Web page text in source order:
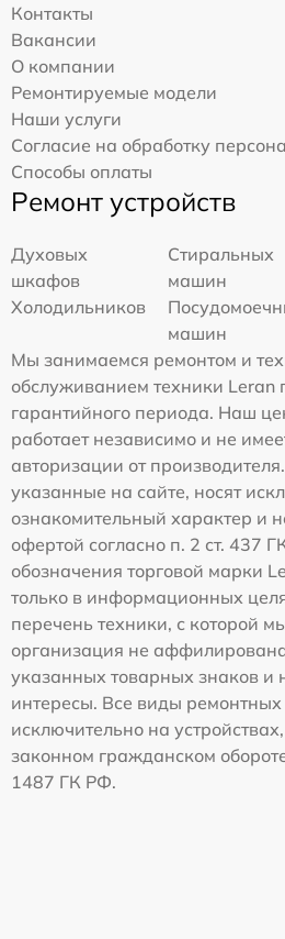
Контакты
Вакансии
О компании
Ремонтируемые модели
Наши услуги
Согласие на обработку
Способы оплаты
Ремонт устройств
Духовых
шкафов
Стиральных
машин
Холодильников
машин
Мы занимаемся ремонтом и
обслуживанием техники Leran
гарантийного периода. Наш
работает независимо и не
авторизации от
указанные на сайте, носят
ознакомительный характер и
офертой согласно п. 2 ст. 437
обозначения торговой марки
только в информационных
перечень техники, с которой
организация не
указанных товарных знаков и
интересы. Все виды
исключительно на
законном гражданском
1487 ГК РФ.